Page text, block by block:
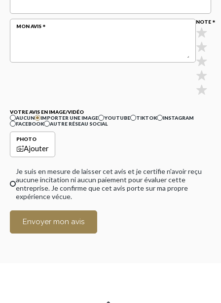
MON AVIS
NOTE
VOTRE AVIS EN IMAGE/VIDÉO
AUCUN
IMPORTER UNE IMAGE YOUTUBE TIKTOK
INSTAGRAM
FACEBOOK
AUTRE RÉSEAU SOCIAL
PHOTO
Ajouter
Je suis en mesure de laisser cet avis et je certifie n'avoir reçu
aucune incitation ni aucun paiement pour évaluer cette
entreprise. Je confirme que cet avis porte sur ma propre
expérience vécue.
Envoyer mon avis